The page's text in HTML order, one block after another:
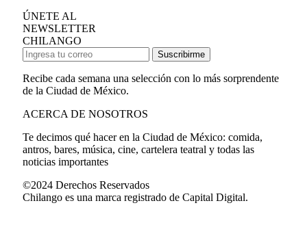
ÚNETE AL
NEWSLETTER
CHILANGO
Suscribirme
Recibe cada semana una selección con lo más sorprendente
de la Ciudad de México.
ACERCA DE NOSOTROS
Te decimos qué hacer en la Ciudad de México: comida,
antros, bares, música, cine, cartelera teatral y todas las
noticias importantes
©2024 Derechos Reservados
Chilango es una marca registrado de Capital Digital.